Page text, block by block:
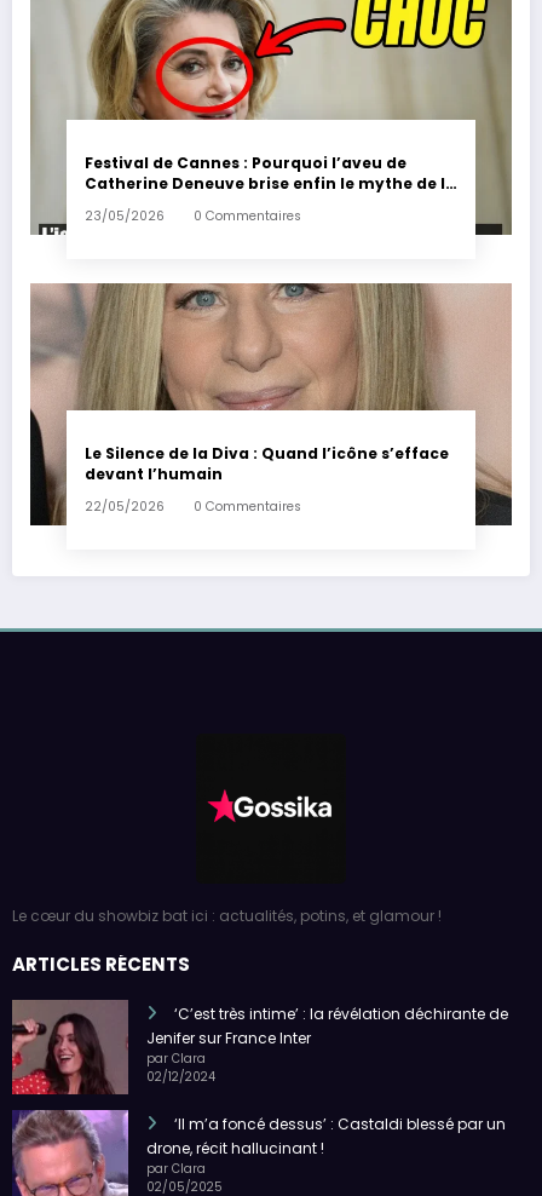
Festival de Cannes : Pourquoi l’aveu de
Catherine Deneuve brise enfin le mythe de la
Croisette
23/05/2026 0 Commentaires
Le Silence de la Diva : Quand l’icône s’efface
devant l’humain
22/05/2026 0 Commentaires
Le cœur du showbiz bat ici : actualités, potins, et glamour !
ARTICLES RÉCENTS
‘C’est très intime’ : la révélation déchirante de
Jenifer sur France Inter
par Clara
02/12/2024
‘Il m’a foncé dessus’ : Castaldi blessé par un
drone, récit hallucinant !
par Clara
02/05/2025